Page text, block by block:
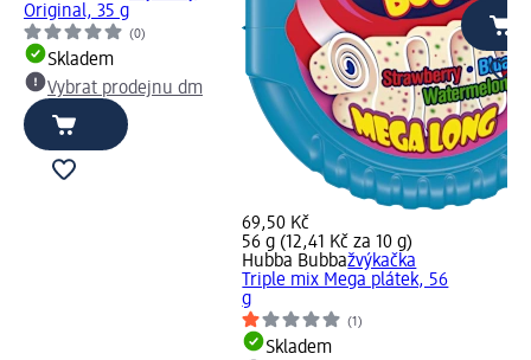
Original, 35 g
(0)
Skladem
Vybrat prodejnu dm
69,50 Kč
56 g (12,41 Kč za 10 g)
Hubba Bubbažvýkačka
Triple mix Mega plátek, 56
g
(1)
Skladem